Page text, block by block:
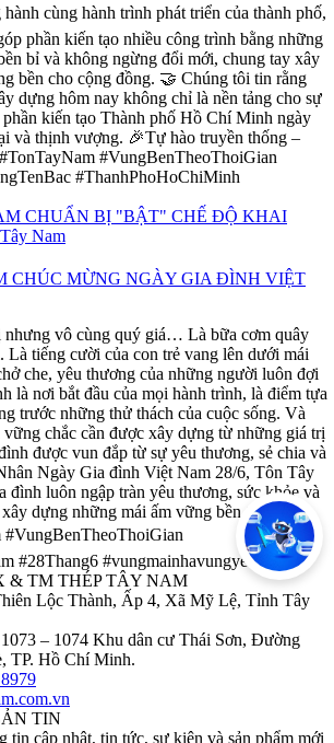
cùng hành trình phát triển của thành phố,
phần kiến tạo nhiều công trình bằng những
bỉ và không ngừng đổi mới, chung tay xây
bền cho cộng đồng. 🤝 Chúng tôi tin rằng
dựng hôm nay không chỉ là nền tảng cho sự
kiến tạo Thành phố Hồ Chí Minh ngày
và thịnh vượng. 🎉Tự hào truyền thống –
#VungBenTheoThoiGian
#ThanhPhoHoChiMinh
CHÚC MỪNG NGÀY GIA ĐÌNH VIỆT
nhưng vô cùng quý giá… Là bữa cơm quây
Là tiếng cười của con trẻ vang lên dưới mái
che, yêu thương của những người luôn đợi
là nơi bắt đầu của mọi hành trình, là điểm tựa
trước những thử thách của cuộc sống. Và
chắc cần được xây dựng từ những giá trị
được vun đắp từ sự yêu thương, sẻ chia và
Ngày Gia đình Việt Nam 28/6, Tôn Tây
đình luôn ngập tràn yêu thương, sức khỏe và
dựng những mái ấm vững bền theo thời
#28Thang6 #vungmainhavungyeuthuong
& TM THÉP TÂY NAM
Lộc Thành, Ấp 4, Xã Mỹ Lệ, Tỉnh Tây
1073 – 1074 Khu dân cư Thái Sơn, Đường
TP. Hồ Chí Minh.
TIN
tin cập nhật, tin tức, sự kiện và sản phẩm mới